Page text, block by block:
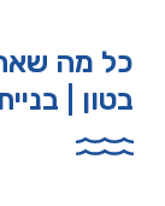
כל מה
בטון |